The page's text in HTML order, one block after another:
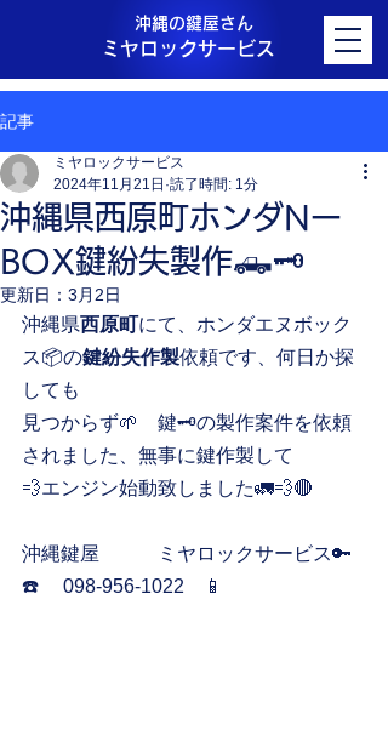
ミヤロックサービス
沖縄の鍵屋さん
記事
沖縄県西原町ホンダNー
BOX鍵紛失製作🛻🗝️
ミヤロックサービス
2024年11月21日 読了時間: 1分
更新日： 3月2日
沖縄県西原町にて、ホンダエヌボック
ス📦の鍵紛失作製依頼です、何日か探
しても
見つからず🌱　鍵🗝️の製作案件を依頼
されました、無事に鍵作製して
💨エンジン始動致しました🚛💨🔴
沖縄鍵屋　　　ミヤロックサービス🔑
☎️     098-956-1022    📱